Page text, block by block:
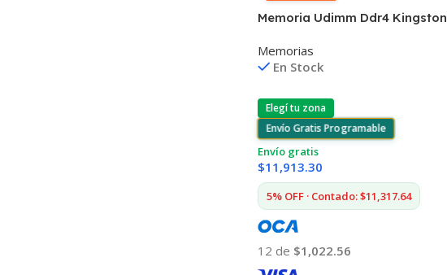
Memoria Udimm Ddr4 Kingston
Memorias
En Stock
Elegí tu zona
Envío Gratis Programable
Envío gratis
$11,913.30
5% OFF · Contado: $11,317.64
12 de $1,022.56